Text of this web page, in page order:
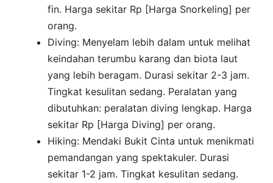
fin. Harga sekitar Rp [Harga Snorkeling] per
orang.
Diving: Menyelam lebih dalam untuk melihat
keindahan terumbu karang dan biota laut
yang lebih beragam. Durasi sekitar 2-3 jam.
Tingkat kesulitan sedang. Peralatan yang
dibutuhkan: peralatan diving lengkap. Harga
sekitar Rp [Harga Diving] per orang.
Hiking: Mendaki Bukit Cinta untuk menikmati
pemandangan yang spektakuler. Durasi
sekitar 1-2 jam. Tingkat kesulitan sedang.